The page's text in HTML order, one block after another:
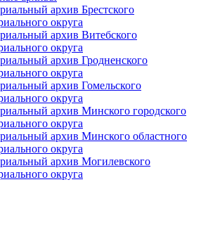
архив Брестского
округа
архив Витебского
округа
архив Гродненского
округа
архив Гомельского
округа
архив Минского городского
округа
архив Минского областного
округа
архив Могилевского
округа